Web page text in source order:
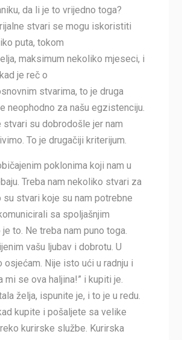
da li je to vrijedno toga?
stvari se mogu iskoristiti
puta, tokom
maksimum nekoliko mjeseci, i
je reč o
stvarima, to je druga
neophodno za našu egzistenciju.
stvari su dobrodošle jer nam
To je drugačiji kriterijum.
poklonima koji nam u
Treba nam nekoliko stvari za
su stvari koje su nam potrebne
sa spoljašnjim
to. Ne treba nam puno toga.
vašu ljubav i dobrotu. U
Nije isto ući u radnju i
mi se ova haljina!” i kupiti je.
želja, ispunite je, i to je u redu.
kupite i pošaljete sa velike
kurirske službe. Kurirska